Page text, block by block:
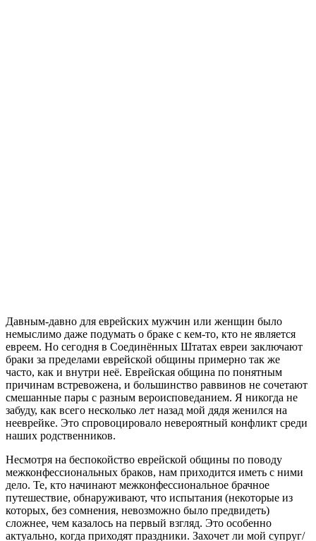
Давным-давно для еврейских мужчин или женщин было
немыслимо даже подумать о браке с кем-то, кто не является
евреем. Но сегодня в Соединённых Штатах евреи заключают
браки за пределами еврейской общины примерно так же
часто, как и внутри неё. Еврейская община по понятным
причинам встревожена, и большинство раввинов не сочетают
смешанные пары с разным вероисповеданием. Я никогда не
забуду, как всего несколько лет назад мой дядя женился на
нееврейке. Это спровоцировало невероятный конфликт среди
наших родственников.
Несмотря на беспокойство еврейской общины по поводу
межконфессиональных браков, нам приходится иметь с ними
дело. Те, кто начинают межконфессиональное брачное
путешествие, обнаруживают, что испытания (некоторые из
которых, без сомнения, невозможно было предвидеть)
сложнее, чем казалось на первый взгляд. Это особенно
актуально, когда приходят праздники. Захочет ли мой супруг/